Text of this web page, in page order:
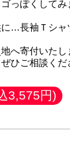
っぽくしてみ
…長袖Ｔシャ
へ寄付いたし
ひご相談くだ
3,575円)